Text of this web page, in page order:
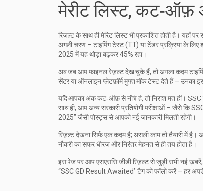
मेरीट लिस्ट, कट‑ऑफ़
रिज़ल्ट के साथ ही मेरिट लिस्ट भी प्रकाशित होती है।
अगली चरण – टाइपिंग टेस्ट (TT) या टेंडर प्रक्रिया के
2025 में यह थोड़ा बढ़कर 45% रहा।
अब जब आप फाइनल रेज़ल्ट देख चुके हैं, तो अगला कदम टाइपिंग
सेंटर या ऑनलाइन प्लेटफ़ॉर्म मुफ्त मॉक टेस्ट देते हैं – उनका
यदि आपका अंक कट‑ऑफ़ से नीचे है, तो निराश मत हों। SSC
साथ ही, आप अन्य सरकारी प्रतियोगी परीक्षाओं – जैसे कि
2025” जैसी पोस्ट्स से आपको नई जानकारी मिलती रहेगी।
रिज़ल्ट देखना सिर्फ एक कदम है; असली काम तो तैयारी में है।
नौकरी का सफर धीरज और निरंतर मेहनत से ही तय होता है।
इस पेज पर आप एसएससि जीडी रिज़ल्ट से जुड़ी सभी नई
“SSC GD Result Awaited” टैग को फॉलो करें – हर